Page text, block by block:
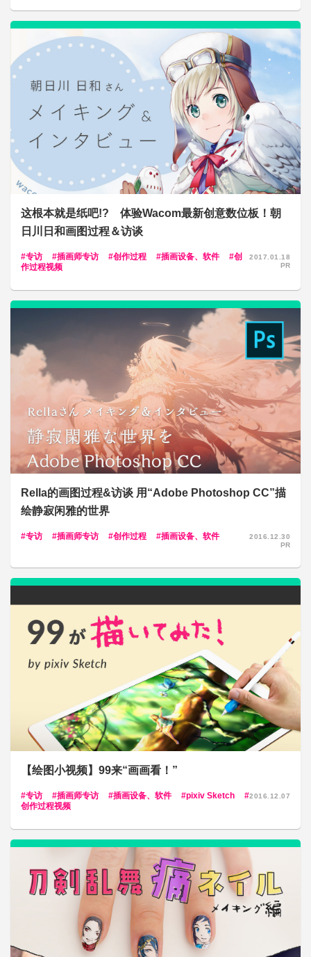
这根本就是纸吧!? 体验Wacom最新创意数位板！朝
日川日和画图过程＆访谈
专访 插画师专访 创作过程 插画设备、软件
创
作过程视频
2017.01.18
PR
Rella的画图过程&访谈 用“Adobe Photoshop CC”描
绘静寂闲雅的世界
专访 插画师专访 创作过程 插画设备、软件
2016.12.30
PR
【绘图小视频】99来“画画看！”
专访 插画师专访 插画设备、软件
pixiv Sketch
创作过程视频
2016.12.07